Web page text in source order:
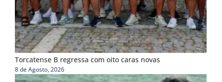
Torcatense B regressa com oito caras novas
8 de Agosto, 2026